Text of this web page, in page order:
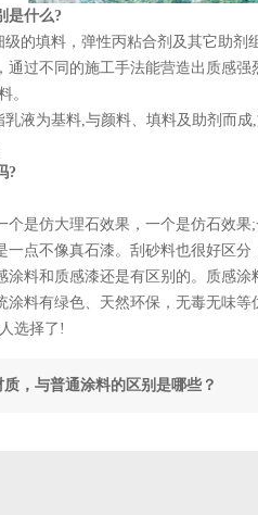
是什么?
填料，弹性丙粘合剂及其它助剂
通过不同的施工手法能营造出质感
。
为基料,与颜料、填料及助剂而成,
?
仿大理石效果，一个是仿石效果;
点不像真石漆。刮砂料也很好区
和质感漆还是有区别的。质感涂
涂料有绿色、天然环保，无毒无味
选择了!
，与普通涂料的区别是哪些？